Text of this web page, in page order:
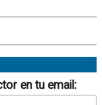
en tu email: